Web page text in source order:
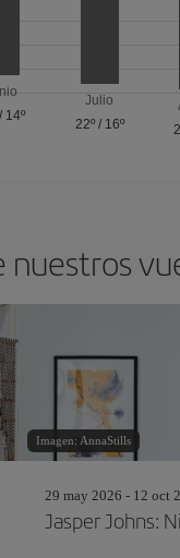
/ 14º
Julio
22º/ 16º
Imagen: AnnaStills
29 may 2026 - 12 oct
Jasper Johns: